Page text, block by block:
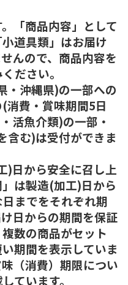
「商品内容」として
道具類」はお届け
んので、商品内容を
ださい。
沖縄県)の一部への
消費・賞味期間5日
活魚介類)の一部・
含む)は受付ができま
)日から安全に召し上
は製造(加工)日から
までをそれぞれ期
日からの期間を保証
数の商品がセット
期間を表示していま
（消費）期限につい
ています。